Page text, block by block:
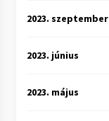
2023. szeptember
2023. június
2023. május